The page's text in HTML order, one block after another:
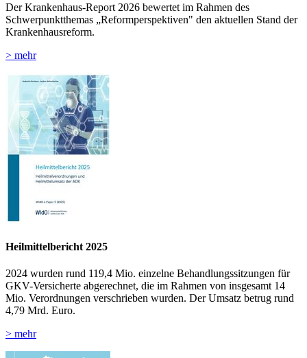
Der Krankenhaus-Report 2026 bewertet im Rahmen des
Schwerpunktthemas „Reformperspektiven" den aktuellen Stand der
Krankenhausreform.
> mehr
Heilmittelbericht 2025
2024 wurden rund 119,4 Mio. einzelne Behandlungssitzungen für
GKV-Versicherte abgerechnet, die im Rahmen von insgesamt 14
Mio. Verordnungen verschrieben wurden. Der Umsatz betrug rund
4,79 Mrd. Euro.
> mehr